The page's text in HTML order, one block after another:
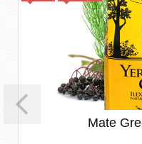
Mate